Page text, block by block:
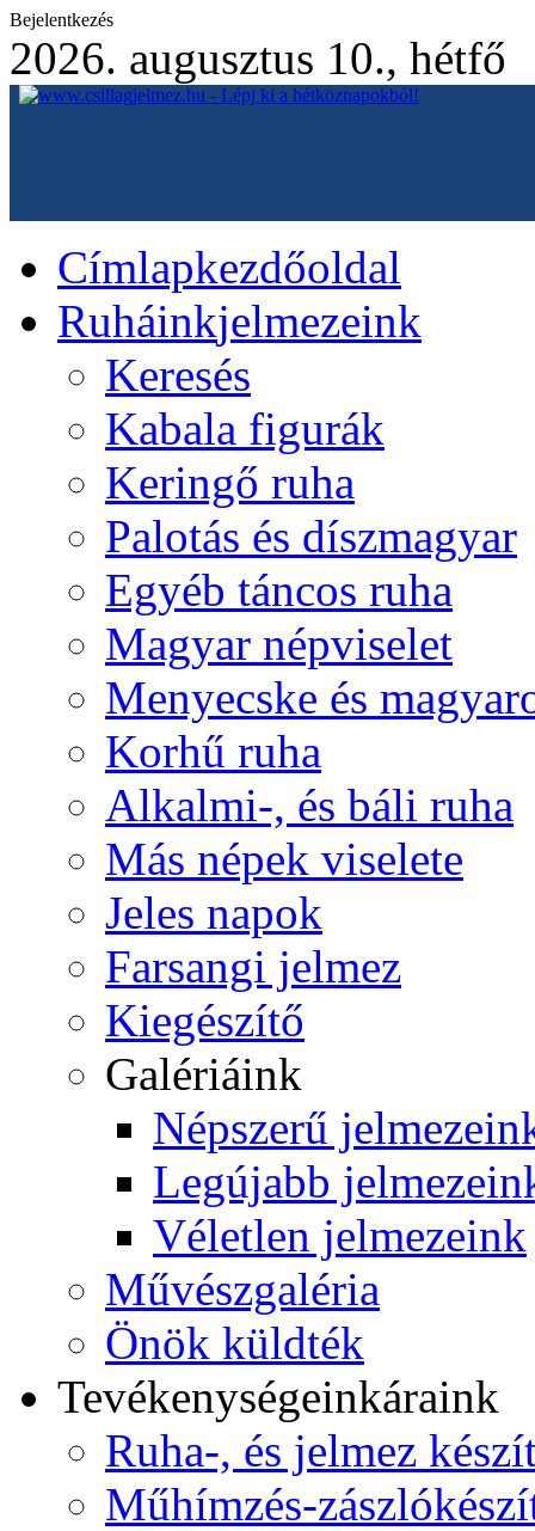
Bejelentkezés
2026. augusztus 10., hétfő
Címlapkezdőoldal
Ruháinkjelmezeink
Keresés
Kabala figurák
Keringő ruha
Palotás és díszmagyar
Egyéb táncos ruha
Magyar népviselet
Menyecske és
Korhű ruha
Alkalmi-, és báli ruha
Más népek viselete
Jeles napok
Farsangi jelmez
Kiegészítő
Galériáink
Népszerű
Legújabb
Véletlen jelmezeink
Művészgaléria
Önök küldték
Tevékenységeinkáraink
Ruha-, és jelmez
Műhímzés-